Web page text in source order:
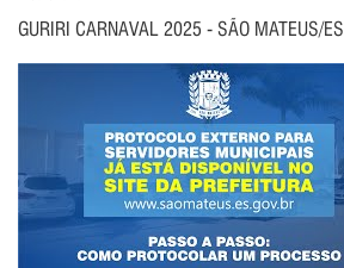
GURIRI CARNAVAL 2025 - SÃO MATEUS/ES